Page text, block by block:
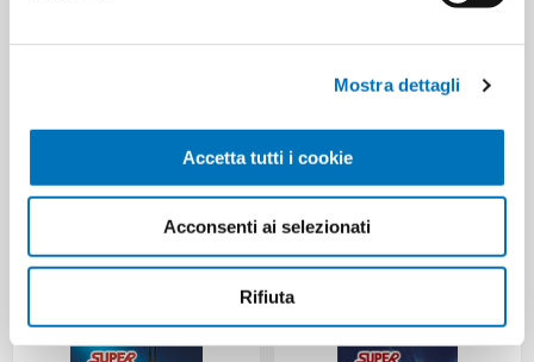
Mostra dettagli
Accetta tutti i cookie
Acconsenti ai selezionati
Rifiuta
ATTAK SUPER POWER FLEX GEL
GR.3 A.2047420
ATTAK SUPER TUBO GR 3